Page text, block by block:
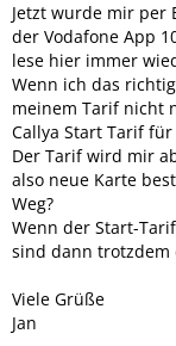
Jetzt wurde mir per
der Vodafone App
lese hier immer
Wenn ich das
meinem Tarif nicht
Callya Start Tarif für
Der Tarif wird mir
also neue Karte
Weg?
Wenn der Start-
sind dann trotzdem
Viele Grüße
Jan